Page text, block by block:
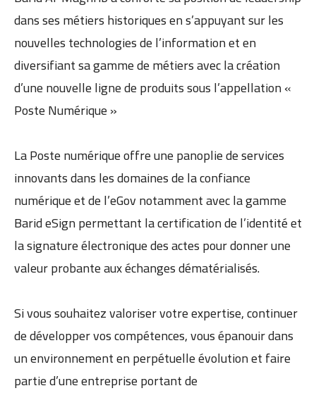
dans ses métiers historiques en s’appuyant sur les
nouvelles technologies de l’information et en
diversifiant sa gamme de métiers avec la création
d’une nouvelle ligne de produits sous l’appellation «
Poste Numérique »
La Poste numérique offre une panoplie de services
innovants dans les domaines de la confiance
numérique et de l’eGov notamment avec la gamme
Barid eSign permettant la certification de l’identité et
la signature électronique des actes pour donner une
valeur probante aux échanges dématérialisés.
Si vous souhaitez valoriser votre expertise, continuer
de développer vos compétences, vous épanouir dans
un environnement en perpétuelle évolution et faire
partie d’une entreprise portant de